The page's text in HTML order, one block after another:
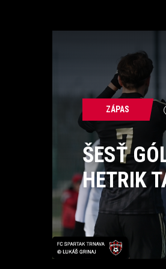
ZÁPAS
ŠESŤ
HETRIK